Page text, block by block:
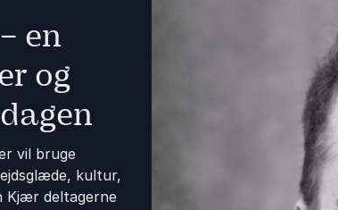
en
og
vil bruge
kultur,
Kjær deltagerne